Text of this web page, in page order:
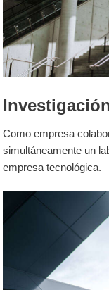
Como empresa
simultáneamente un
empresa tecnológica.